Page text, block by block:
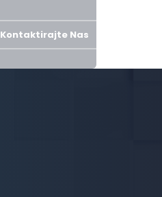
Kontaktirajte Nas